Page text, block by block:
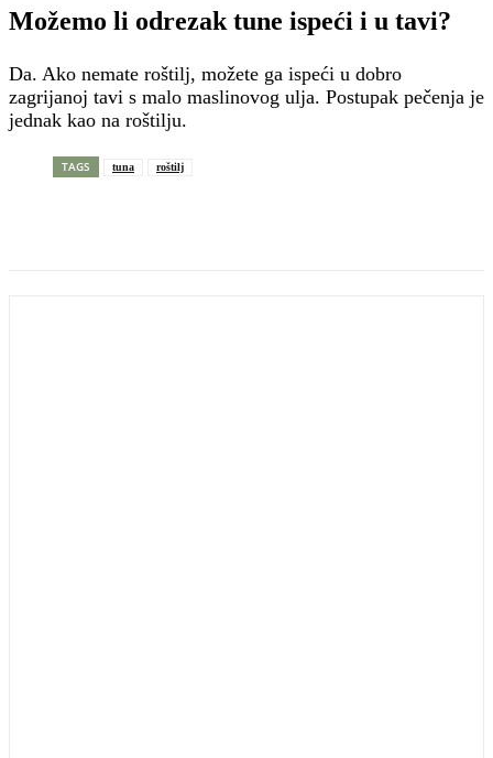
Možemo li odrezak tune ispeći i u tavi?
Da. Ako nemate roštilj, možete ga ispeći u dobro
zagrijanoj tavi s malo maslinovog ulja. Postupak pečenja je
jednak kao na roštilju.
TAGS tuna roštilj